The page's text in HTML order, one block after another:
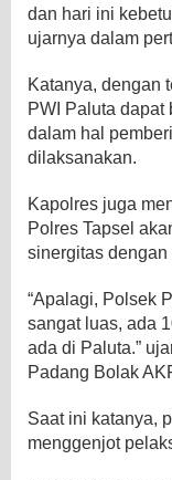
dan hari ini
ujarnya dalam
Katanya, dengan
PWI Paluta dapat
dalam hal
dilaksanakan.
Kapolres juga
Polres Tapsel
sinergitas
“Apalagi, Polsek
sangat luas, ada
ada di Paluta.”
Padang Bolak
Saat ini katanya,
menggenjot